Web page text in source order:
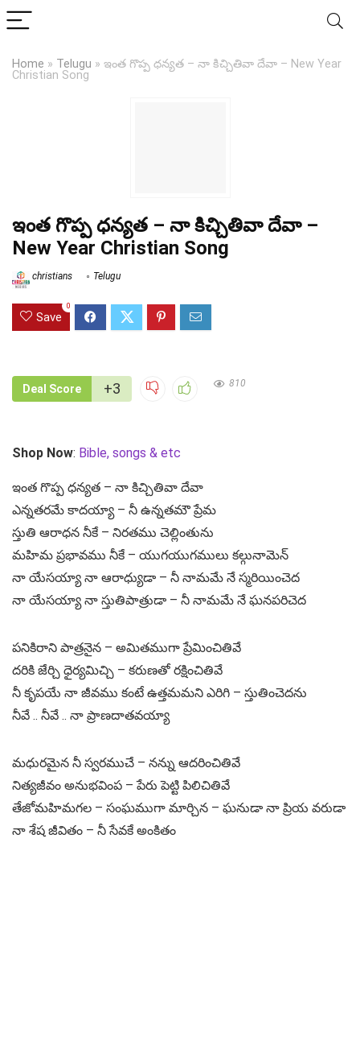
Home » Telugu » ఇంత గొప్ప ధన్యత – నా కిచ్చితివా దేవా – New Year
Christian Song
ఇంత గొప్ప ధన్యత – నా కిచ్చితివా దేవా –
New Year Christian Song
christians Telugu
Save
0
Deal Score +3 810
Shop Now: Bible, songs & etc
ఇంత గొప్ప ధన్యత – నా కిచ్చితివా దేవా
ఎన్నతరమే కాదయ్యా – నీ ఉన్నతమౌ ప్రేమ
స్తుతి ఆరాధన నీకే – నిరతము చెల్లింతును
మహిమ ప్రభావము నీకే – యుగయుగములు కల్గునామెన్
నా యేసయ్యా నా ఆరాధ్యుడా – నీ నామమే నే స్మరియించెద
నా యేసయ్యా నా స్తుతిపాత్రుడా – నీ నామమే నే ఘనపరిచెద
పనికిరాని పాత్రనైన – అమితముగా ప్రేమించితివే
దరికి జేర్చి ధైర్యమిచ్చి – కరుణతో రక్షించితివే
నీ కృపయే నా జీవము కంటే ఉత్తమమని ఎరిగి – స్తుతించెదను
నీవే .. నీవే .. నా ప్రాణదాతవయ్యా
మధురమైన నీ స్వరముచే – నన్ను ఆదరించితివే
నిత్యజీవం అనుభవింప – పేరు పెట్టి పిలిచితివే
తేజోమహిమగల – సంఘముగా మార్చిన – ఘనుడా నా ప్రియ వరుడా
నా శేష జీవితం – నీ సేవకే అంకితం